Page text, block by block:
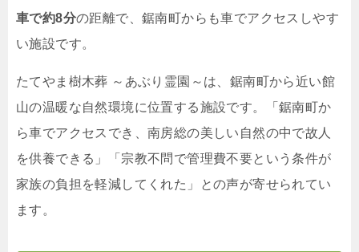
車で約8分の距離で、鋸南町からも車でアクセスしやす
い施設です。
たてやま樹木葬 ～あぶり霊園～は、鋸南町から近い館
山の温暖な自然環境に位置する施設です。「鋸南町か
ら車でアクセスでき、南房総の美しい自然の中で故人
を供養できる」「宗教不問で管理費不要という条件が
家族の負担を軽減してくれた」との声が寄せられてい
ます。